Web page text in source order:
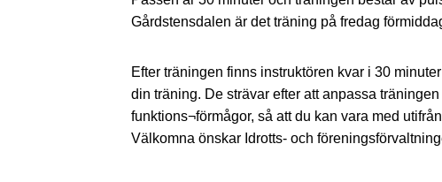
Gårdstensdalen är det träning på fredag
Efter träningen finns instruktören kvar i 30
din träning. De strävar efter att anpassa
funktions¬förmågor, så att du kan vara med
Välkomna önskar Idrotts- och